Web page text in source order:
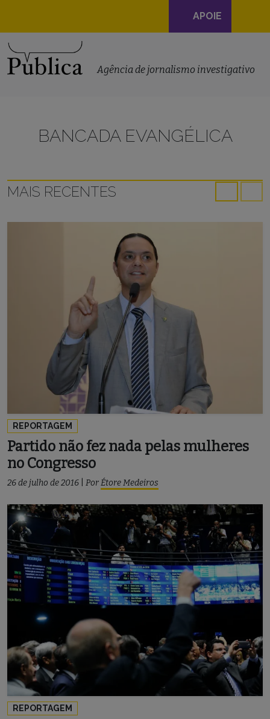
Navegação
principal
APOIE
Agência de jornalismo investigativo
BANCADA EVANGÉLICA
MAIS RECENTES
REPORTAGEM
Partido não fez nada pelas mulheres
no Congresso
26 de julho de 2016 PorÉtore Medeiros
REPORTAGEM